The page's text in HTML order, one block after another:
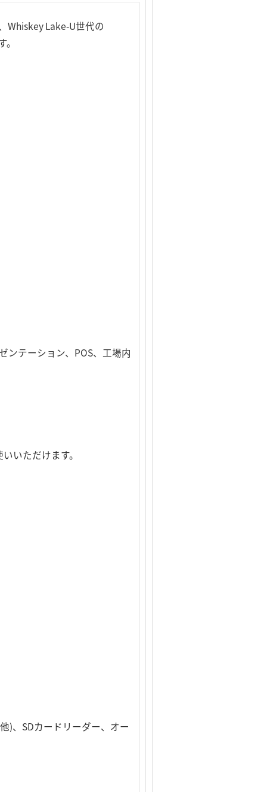
Whiskey Lake-U世代の
ンテーション、POS、工場内
いただけます。
)、SDカードリーダー、オー